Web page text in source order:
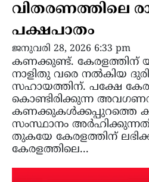
വിതരണത്തിലെ
പക്ഷപാതം
ജനുവരി 28, 2026 6:33 pm
കണക്കുണ്ട്. കേരളത്തിന്
നാളിതു വരെ നൽകിയ
സഹായത്തിന്. പക്ഷേ കേരളം
കൊണ്ടിരിക്കുന്ന
കണക്കുകൾക്കപ്പുറത്തെ
സംസ്ഥാനം
തുകയേ കേരളത്തിന്
കേരളത്തിലെ...